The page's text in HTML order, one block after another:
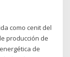
como cenit del
producción de
de